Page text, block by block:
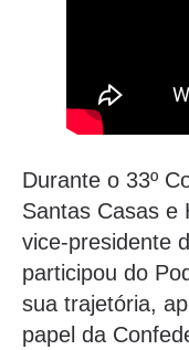
Durante o 33º
Santas Casas e
vice-presidente
participou do
sua trajetória,
papel da